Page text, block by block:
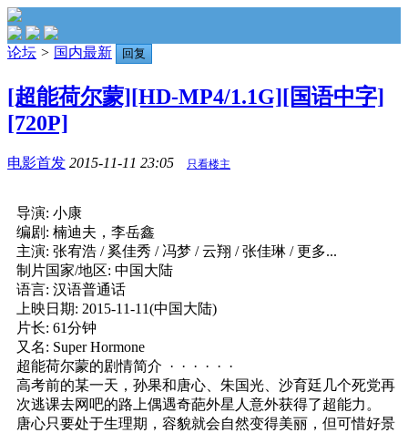
论坛 > 国内最新 回复
[超能荷尔蒙][HD-MP4/1.1G][国语中字]
[720P]
电影首发 2015-11-11 23:05 只看楼主
导演: 小康
编剧: 楠迪夫，李岳鑫
主演: 张宥浩 / 奚佳秀 / 冯梦 / 云翔 / 张佳琳 / 更多...
制片国家/地区: 中国大陆
语言: 汉语普通话
上映日期: 2015-11-11(中国大陆)
片长: 61分钟
又名: Super Hormone
超能荷尔蒙的剧情简介 · · · · · ·
高考前的某一天，孙果和唐心、朱国光、沙育廷几个死党再
次逃课去网吧的路上偶遇奇葩外星人意外获得了超能力。
唐心只要处于生理期，容貌就会自然变得美丽，但可惜好景